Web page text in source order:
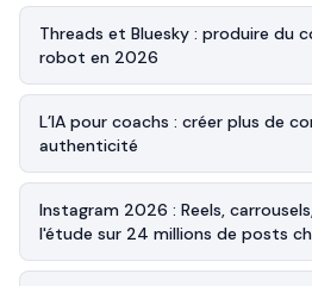
Threads et Bluesky : produire du
robot en 2026
L’IA pour coachs : créer plus de
authenticité
Instagram 2026 : Reels,
l'étude sur 24 millions de posts